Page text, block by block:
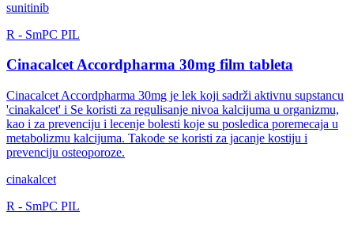
sunitinib
R - SmPC PIL
Cinacalcet Accordpharma 30mg film tableta
Cinacalcet Accordpharma 30mg je lek koji sadrži aktivnu supstancu
'cinakalcet' i Se koristi za regulisanje nivoa kalcijuma u organizmu,
kao i za prevenciju i lecenje bolesti koje su posledica poremecaja u
metabolizmu kalcijuma. Takode se koristi za jacanje kostiju i
prevenciju osteoporoze.
cinakalcet
R - SmPC PIL